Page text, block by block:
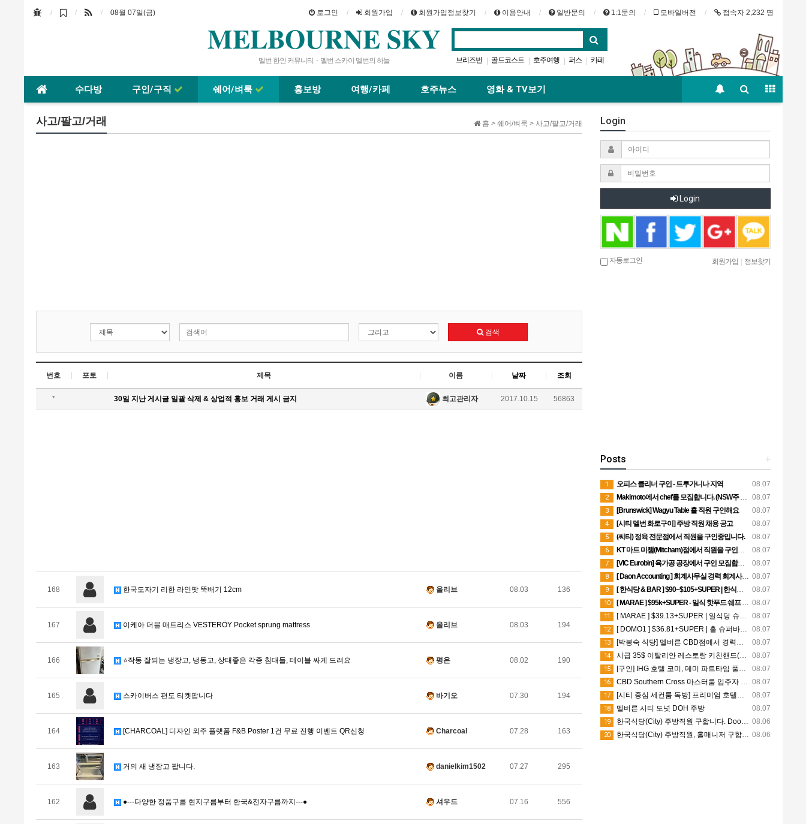
08월 07일(금) 로그인 회원가입 회원가입정보찾기 이용안내 일반문의 1:1문의 모바일버전 접속자 2,232 명
MELBOURNE SKY
멜번 한인 커뮤니티 - 멜번 스카이 멜번의 하늘 브리즈번 | 골드코스트 | 호주여행 | 퍼스 | 카페
수다방 구인/구직 쉐어/벼룩 홍보방 여행/카페 호주뉴스 영화 & TV보기
홈 > 쉐어/벼룩 > 사고/팔고/거래
사고/팔고/거래
검색
번호 포토 제목 이름 날짜 조회
* 30일 지난 게시글 일괄 삭제 & 상업적 홍보 거래 게시 금지 최고관리자 2017.10.15 56863
168 한국도자기 리한 라인팟 뚝배기 12cm 올리브 08.03 136
167 이케아 더블 매트리스 VESTERÖY Pocket sprung mattress 올리브 08.03 194
166 ⭐️작동 잘되는 냉장고, 냉동고, 상태좋은 각종 침대들, 테이블 싸게 드려요 평온 08.02 190
165 스카이버스 편도 티켓팝니다 바기오 07.30 194
164 [CHARCOAL] 디자인 외주 플랫폼 F&B Poster 1건 무료 진행 이벤트 QR신청 Charcoal 07.28 163
163 거의 새 냉장고 팝니다. danielkim1502 07.27 295
162 ●---다양한 정품구름 현지구름부터 한국&전자구름까지---● 셔우드 07.16 556
Login
Login
자동로그인 회원가입 | 정보찾기
+
Posts
08.07
1
오피스 클리너 구인 - 트루가니나 지역
08.07
2
Makimoto에서 chef를 모집합니다. (NSW주 PORT MACQUARIE)
08.07
3
[Brunswick] Wagyu Table 홀 직원 구인해요
08.07
4
[시티 멜번 화로구이] 주방 직원 채용 공고
08.07
5
(씨티) 정육 전문점에서 직원을 구인중입니다.
08.07
6
KT 마트 미챔(Mitcham)점에서 직원을 구인중입니다.
08.07
7
[VIC Eurobin] 육가공 공장에서 구인 모집합니다.(세컨, 써드 비자 가능)
08.07
8
[ Daon Accounting ] 회계사무실 경력 회계사 채용 | SYD/MEL
08.07
9
[ 한식당 & BAR ] $90~$105+SUPER | 한식쉐프 | CBD
08.07
10
[ MARAE ] $95k+SUPER - 일식 핫푸드 쉐프 - Chadstone
08.07
11
[ MARAE ] $39.13+SUPER | 일식당 슈퍼바이저 | Chadstone
08.07
12
[ DOMO1 ] $36.81+SUPER | 홀 슈퍼바이저 | Mel CBD
08.07
13
[박봉숙 식당] 멜버른 CBD점에서 경력직 쿡 Cook 직원 채용합니다
08.07
14
시급 35$ 이탈리안 레스토랑 키친핸드(시티)
08.07
15
[구인] IHG 호텔 코미, 데미 파트타임 풀타임 쉐프 시티 Hotel Indigo & Holiday Inn
08.07
16
CBD Southern Cross 마스터룸 입주자 구합니다
08.07
17
[시티 중심 세컨룸 독방] 프리미엄 호텔식 아파트
08.07
18
멜버른 시티 도넛 DOH 주방
08.06
19
한국식당(City) 주방직원 구합니다. DooBoo Restaurant
08.06
20 한국식당(City) 주방직원, 홀매니저 구합니다. SamSam Chicken Restaurant